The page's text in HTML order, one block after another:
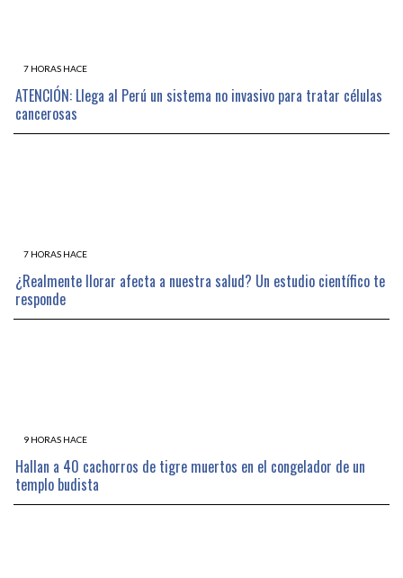
7 HORAS HACE
ATENCIÓN: Llega al Perú un sistema no invasivo para tratar células
cancerosas
7 HORAS HACE
¿Realmente llorar afecta a nuestra salud? Un estudio científico te
responde
9 HORAS HACE
Hallan a 40 cachorros de tigre muertos en el congelador de un
templo budista